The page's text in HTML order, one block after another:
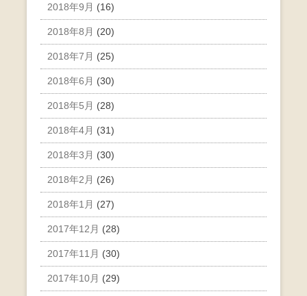
2018年9月 (16)
2018年8月 (20)
2018年7月 (25)
2018年6月 (30)
2018年5月 (28)
2018年4月 (31)
2018年3月 (30)
2018年2月 (26)
2018年1月 (27)
2017年12月 (28)
2017年11月 (30)
2017年10月 (29)